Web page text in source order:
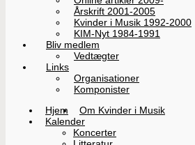
Årskrift 2001-2005
Kvinder i Musik 1992-2000
KIM-Nyt 1984-1991
Bliv medlem
Vedtægter
Links
Organisationer
Komponister
Hjem
Om Kvinder i Musik
Kalender
Koncerter